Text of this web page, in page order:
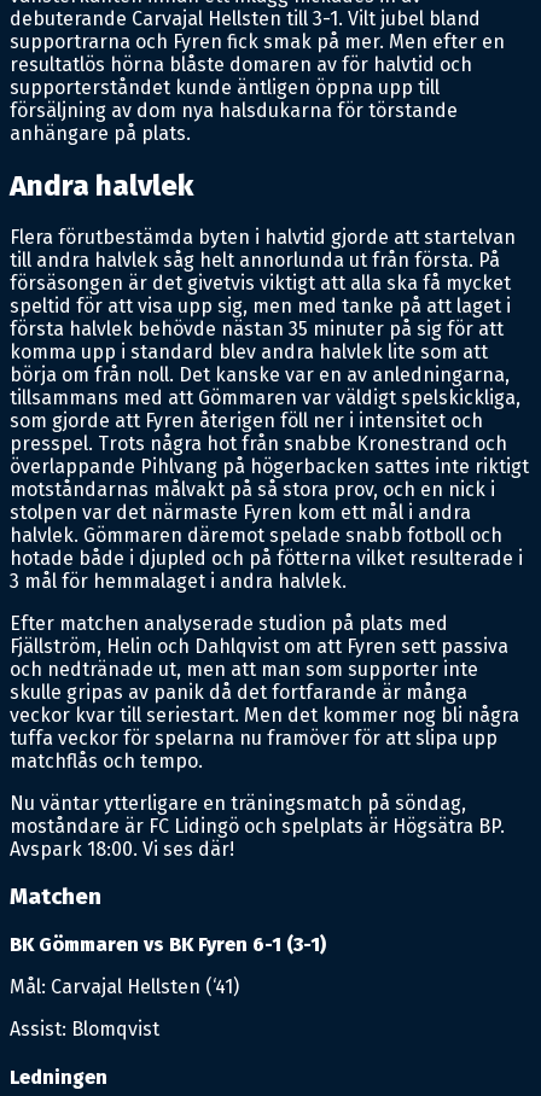
debuterande Carvajal Hellsten till 3-1. Vilt jubel bland
supportrarna och Fyren fick smak på mer. Men efter en
resultatlös hörna blåste domaren av för halvtid och
supporterståndet kunde äntligen öppna upp till
försäljning av dom nya halsdukarna för törstande
anhängare på plats.
Andra halvlek
Flera förutbestämda byten i halvtid gjorde att startelvan
till andra halvlek såg helt annorlunda ut från första. På
försäsongen är det givetvis viktigt att alla ska få mycket
speltid för att visa upp sig, men med tanke på att laget i
första halvlek behövde nästan 35 minuter på sig för att
komma upp i standard blev andra halvlek lite som att
börja om från noll. Det kanske var en av anledningarna,
tillsammans med att Gömmaren var väldigt spelskickliga,
som gjorde att Fyren återigen föll ner i intensitet och
presspel. Trots några hot från snabbe Kronestrand och
överlappande Pihlvang på högerbacken sattes inte riktigt
motståndarnas målvakt på så stora prov, och en nick i
stolpen var det närmaste Fyren kom ett mål i andra
halvlek. Gömmaren däremot spelade snabb fotboll och
hotade både i djupled och på fötterna vilket resulterade i
3 mål för hemmalaget i andra halvlek.
Efter matchen analyserade studion på plats med
Fjällström, Helin och Dahlqvist om att Fyren sett passiva
och nedtränade ut, men att man som supporter inte
skulle gripas av panik då det fortfarande är många
veckor kvar till seriestart. Men det kommer nog bli några
tuffa veckor för spelarna nu framöver för att slipa upp
matchflås och tempo.
Nu väntar ytterligare en träningsmatch på söndag,
moståndare är FC Lidingö och spelplats är Högsätra BP.
Avspark 18:00. Vi ses där!
Matchen
BK Gömmaren vs BK Fyren 6-1 (3-1)
Mål: Carvajal Hellsten (‘41)
Assist: Blomqvist
Ledningen